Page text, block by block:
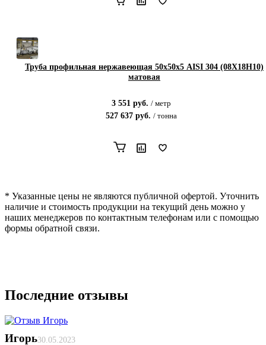
Труба профильная нержавеющая 50х50х5 AISI 304 (08Х18Н10)
матовая
3 551 руб. / метр
527 637 руб. / тонна
* Указанные цены не являются публичной офертой. Уточнить
наличие и стоимость продукции на текущий день можно у
наших менеджеров по контактным телефонам или с помощью
формы обратной связи.
Последние отзывы
Игорь30.05.2023